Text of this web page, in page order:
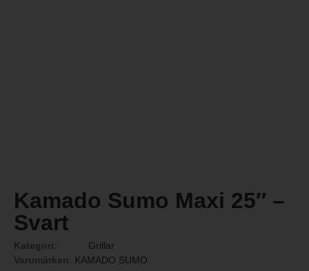
Kamado Sumo Maxi 25″ –
Svart
Kategori:
Grillar
Varumärken
KAMADO SUMO